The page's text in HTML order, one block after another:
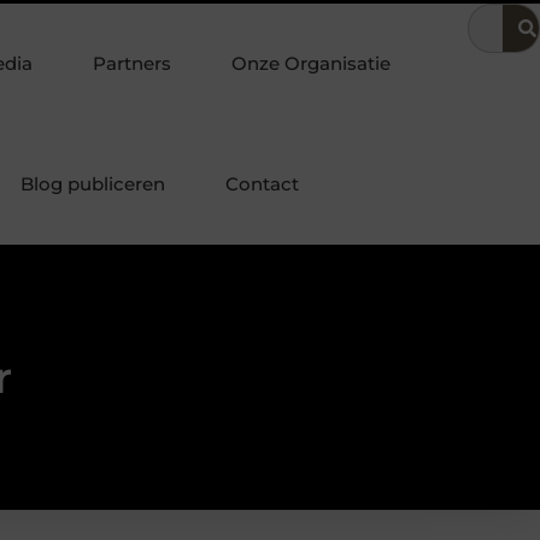
Dit is hoe je de beste kapper in
Partners Onze Organisatie
Blog publiceren Contact